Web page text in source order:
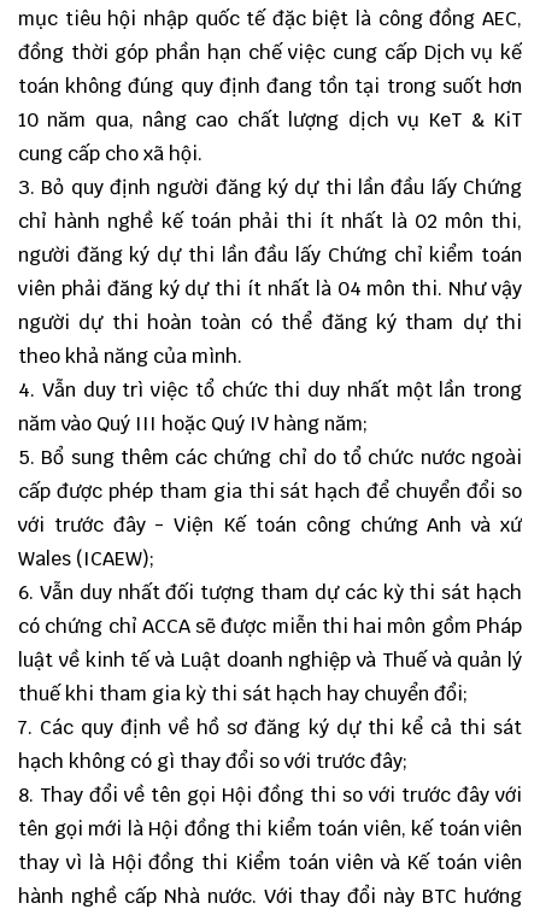
mục tiêu hội nhập quốc tế đặc biệt là công đồng AEC,
đồng thời góp phần hạn chế việc cung cấp Dịch vụ kế
toán không đúng quy định đang tồn tại trong suốt hơn
10 năm qua, nâng cao chất lượng dịch vụ KeT & KiT
cung cấp cho xã hội.
3. Bỏ quy định người đăng ký dự thi lần đầu lấy Chứng
chỉ hành nghề kế toán phải thi ít nhất là 02 môn thi,
người đăng ký dự thi lần đầu lấy Chứng chỉ kiểm toán
viên phải đăng ký dự thi ít nhất là 04 môn thi. Như vậy
người dự thi hoàn toàn có thể đăng ký tham dự thi
theo khả năng của mình.
4. Vẫn duy trì việc tổ chức thi duy nhất một lần trong
năm vào Quý III hoặc Quý IV hàng năm;
5. Bổ sung thêm các chứng chỉ do tổ chức nước ngoài
cấp được phép tham gia thi sát hạch để chuyển đổi so
với trước đây - Viện Kế toán công chứng Anh và xứ
Wales (ICAEW);
6. Vẫn duy nhất đối tượng tham dự các kỳ thi sát hạch
có chứng chỉ ACCA sẽ được miễn thi hai môn gồm Pháp
luật về kinh tế và Luật doanh nghiệp và Thuế và quản lý
thuế khi tham gia kỳ thi sát hạch hay chuyển đổi;
7. Các quy định về hồ sơ đăng ký dự thi kể cả thi sát
hạch không có gì thay đổi so với trước đây;
8. Thay đổi về tên gọi Hội đồng thi so với trước đây với
tên gọi mới là Hội đồng thi kiểm toán viên, kế toán viên
thay vì là Hội đồng thi Kiểm toán viên và Kế toán viên
hành nghề cấp Nhà nước. Với thay đổi này BTC hướng